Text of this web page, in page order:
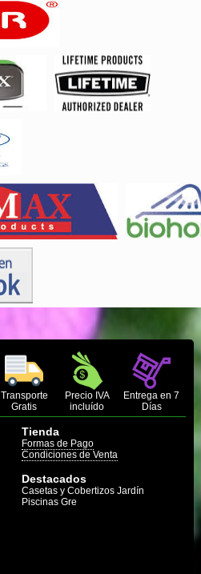
Transporte
Gratis
Precio IVA
incluído
Entrega en 7
Días
Tienda
Formas de Pago
Condiciones de Venta
Destacados
Casetas y Cobertizos Jardín
Piscinas Gre